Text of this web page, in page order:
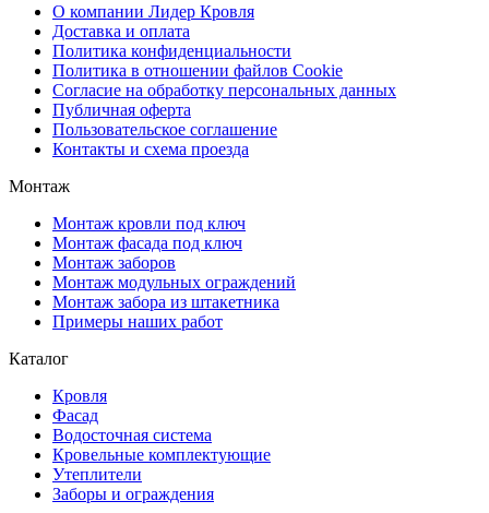
О компании Лидер Кровля
Доставка и оплата
Политика конфиденциальности
Политика в отношении файлов Cookie
Согласие на обработку персональных данных
Публичная оферта
Пользовательское соглашение
Контакты и схема проезда
Монтаж
Монтаж кровли под ключ
Монтаж фасада под ключ
Монтаж заборов
Монтаж модульных ограждений
Монтаж забора из штакетника
Примеры наших работ
Каталог
Кровля
Фасад
Водосточная система
Кровельные комплектующие
Утеплители
Заборы и ограждения